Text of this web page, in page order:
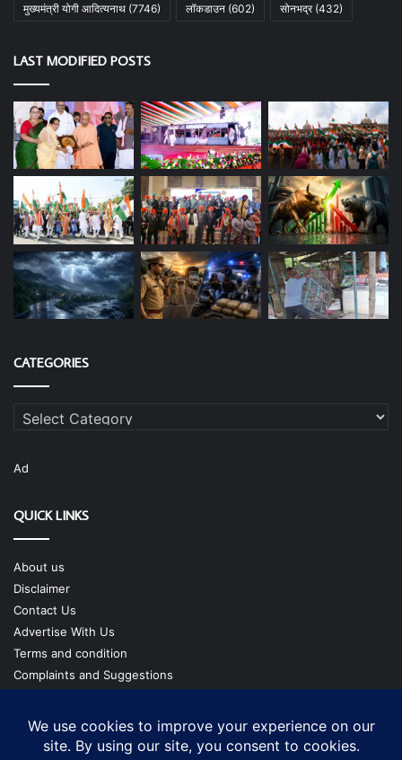
मुख्यमंत्री योगी आदित्यनाथ (7746) लॉकडाउन (602) सोनभद्र(432)
LAST MODIFIED POSTS
CATEGORIES
Categories
Ad
QUICK LINKS
About us
Disclaimer
Contact Us
Advertise With Us
Terms and condition
Complaints and Suggestions
Our Team